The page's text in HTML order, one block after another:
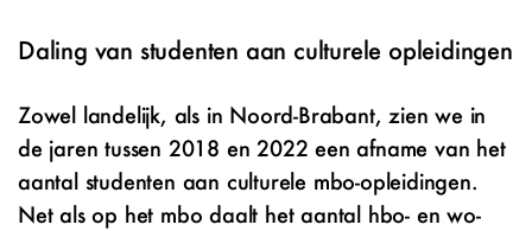
Daling van studenten aan culturele opleidingen
Zowel landelijk, als in Noord-Brabant, zien we in
de jaren tussen 2018 en 2022 een afname van het
aantal studenten aan culturele mbo-opleidingen.
Net als op het mbo daalt het aantal hbo- en wo-